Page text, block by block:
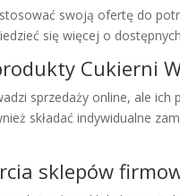
swoją ofertę do
się więcej o
Cukierni
sprzedaży online, ale
składać indywidualne
sklepów